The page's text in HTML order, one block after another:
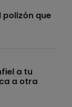
polizón que
a tu
a otra